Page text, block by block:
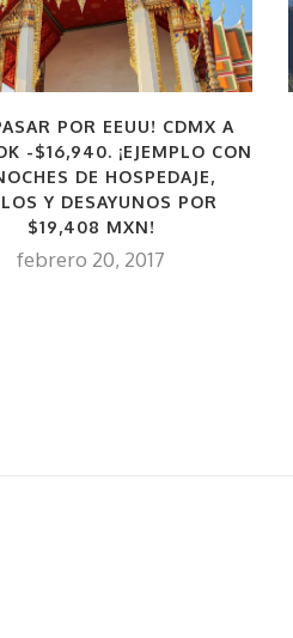
POR EEUU! CDMX A
-$16,940. ¡EJEMPLO CON
DE HOSPEDAJE,
Y DESAYUNOS POR
$19,408 MXN!
febrero 20, 2017